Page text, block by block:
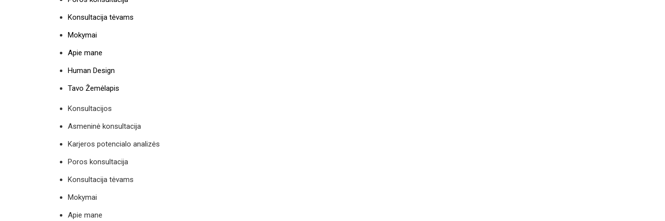
Konsultacija tėvams
Mokymai
Apie mane
Human Design
Tavo Žemėlapis
Konsultacijos
Asmeninė konsultacija
Karjeros potencialo analizės
Poros konsultacija
Konsultacija tėvams
Mokymai
Apie mane